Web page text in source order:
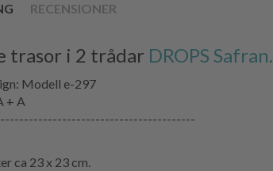
RECENSIONER
trasor i 2 trådar DROPS Safran.
Modell e-297
+ A
ca 23 x 23 cm.